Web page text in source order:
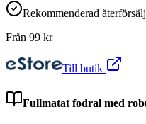
Rekommenderad
Från 99 kr
Till butik
Fullmatat fodral med